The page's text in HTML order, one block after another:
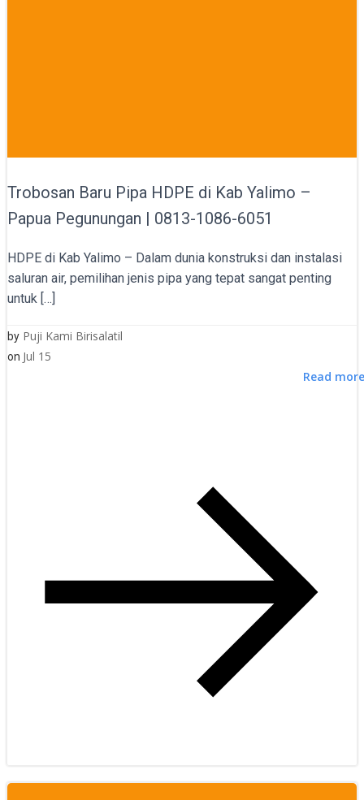
Trobosan Baru Pipa HDPE di Kab Yalimo –
Papua Pegunungan | 0813-1086-6051
HDPE di Kab Yalimo – Dalam dunia konstruksi dan instalasi
saluran air, pemilihan jenis pipa yang tepat sangat penting
untuk […]
by Puji Kami Birisalatil
on Jul 15
Read more